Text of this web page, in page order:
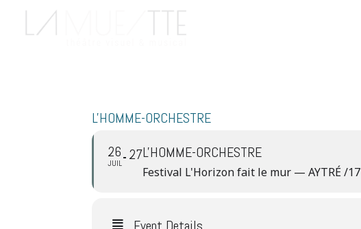
L'HOMME-ORCHESTRE
26
JUIL 27L'HOMME-ORCHESTRE
Festival L'Horizon fait le mur — AYTRÉ /17